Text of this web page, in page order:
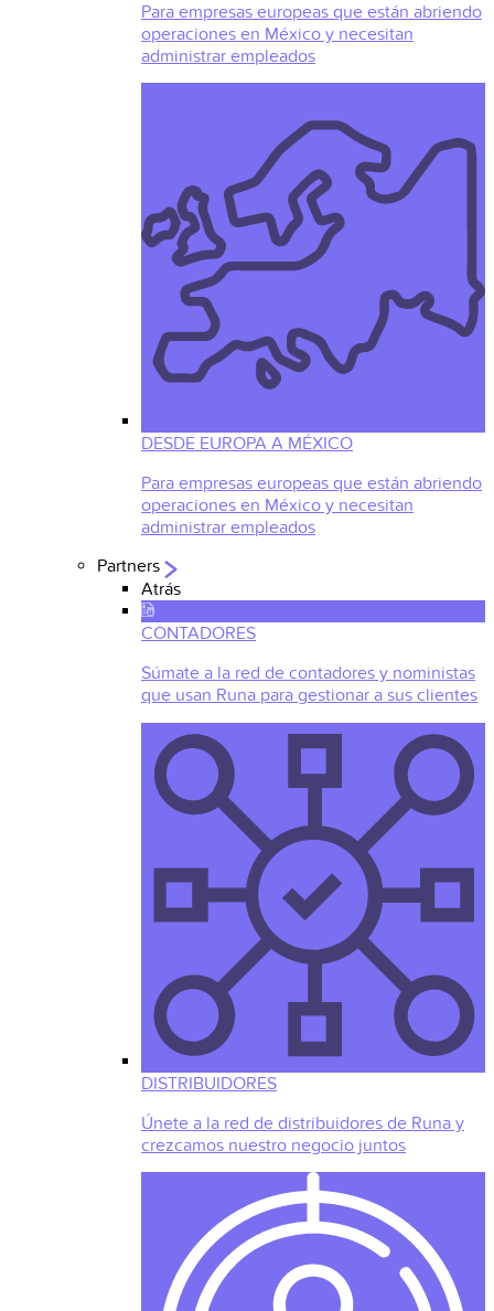
Para empresas europeas que están abriendo
operaciones en México y necesitan
administrar empleados
DESDE EUROPA A MÉXICO
Para empresas europeas que están abriendo
operaciones en México y necesitan
administrar empleados
Partners
Atrás
CONTADORES
Súmate a la red de contadores y noministas
que usan Runa para gestionar a sus clientes
DISTRIBUIDORES
Únete a la red de distribuidores de Runa y
crezcamos nuestro negocio juntos